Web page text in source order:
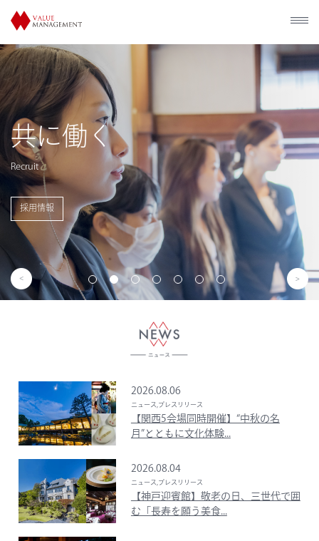
歴史的建造物
利活用
Utilization of Historical Facilities
事業概要を見る
2026.08.06
ニュース,プレスリリース
【関西5会場同時開催】“中秋の名
月”とともに文化体験...
2026.08.04
ニュース,プレスリリース
【神戸迎賓館】敬老の日、三世代で囲
む「長寿を願う美食...